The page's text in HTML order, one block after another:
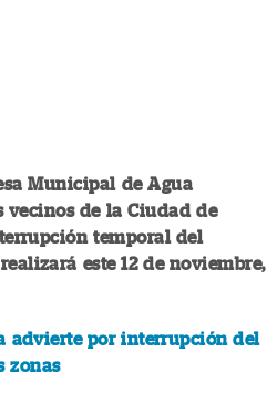
Municipal de Agua
vecinos de la Ciudad de
temporal del
este 12 de noviembre,
advierte por interrupción del
zonas